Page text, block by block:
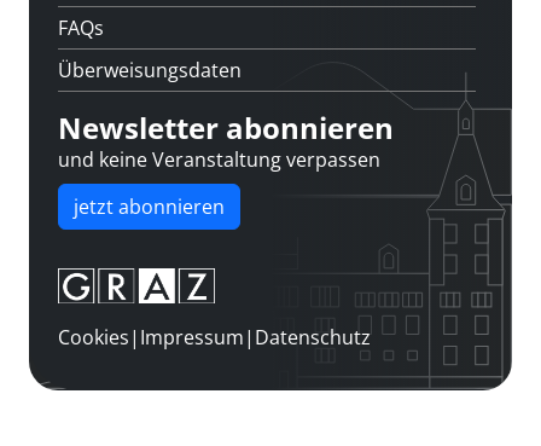
FAQs
Überweisungsdaten
Newsletter abonnieren
und keine Veranstaltung verpassen
jetzt abonnieren
Cookies| Impressum| Datenschutz